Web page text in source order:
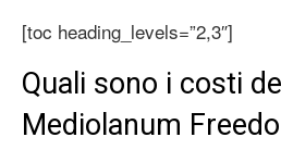
[toc heading_levels=”2,3″]
Quali sono i costi
Mediolanum